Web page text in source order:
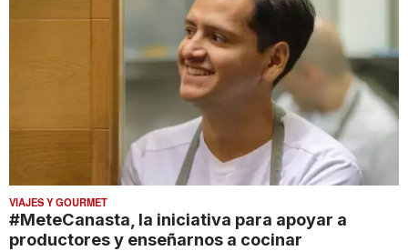
VIAJES Y GOURMET
#MeteCanasta, la iniciativa para apoyar a
productores y enseñarnos a cocinar